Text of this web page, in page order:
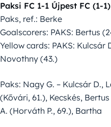
Paksi FC 1-1 Újpest FC (1-1)
Paks, ref.: Berke
Goalscorers: PAKS: Bertus
Yellow cards: PAKS: Kulcsár
Novothny (43.)
Paks: Nagy G. – Kulcsár D.,
(Kővári, 61.), Kecskés,
A. (Horváth P., 69.), Bartha